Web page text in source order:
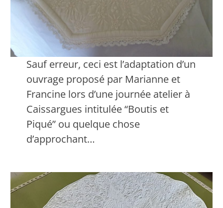
Sauf erreur, ceci est l’adaptation d’un
ouvrage proposé par Marianne et
Francine lors d’une journée atelier à
Caissargues intitulée “Boutis et
Piqué” ou quelque chose
d’approchant…